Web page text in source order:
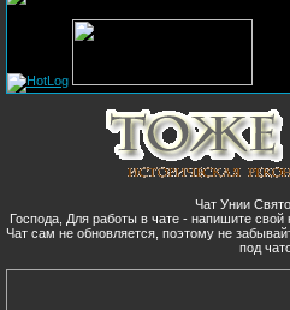
Чат Унии
Господа, Для работы в чате - напишите
Чат сам не обновляется, поэтому не
под